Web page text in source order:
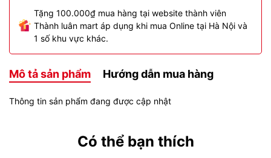
Tặng 100.000₫ mua hàng tại website thành viên
Thành luân mart áp dụng khi mua Online tại Hà Nội và
1 số khu vực khác.
Mô tả sản phẩm Hướng dẫn mua hàng
Thông tin sản phẩm đang được cập nhật
Có thể bạn thích